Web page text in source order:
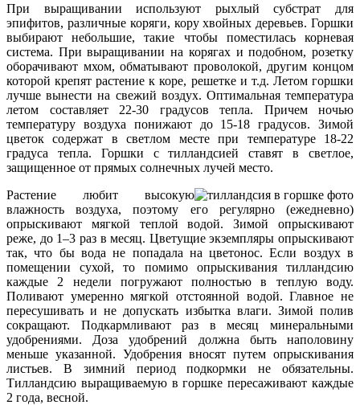
При выращивании используют рыхлый субстрат для
эпифитов, различные коряги, кору хвойных деревьев. Горшки
выбирают небольшие, такие чтобы поместилась корневая
система. При выращивании на корягах и подобном, розетку
оборачивают мхом, обматывают проволокой, другим концом
которой крепят растение к коре, решетке и т.д. Летом горшки
лучше вынести на свежий воздух. Оптимальная температура
летом составляет 22-30 градусов тепла. Причем ночью
температуру воздуха понижают до 15-18 градусов. Зимой
цветок содержат в светлом месте при температуре 18-22
градуса тепла. Горшки с тилландсией ставят в светлое,
защищенное от прямых солнечных лучей место.
Растение любит высокую
влажность воздуха, поэтому его регулярно (ежедневно)
опрыскивают мягкой теплой водой. Зимой опрыскивают
реже, до 1–3 раз в месяц. Цветущие экземпляры опрыскивают
так, что бы вода не попадала на цветонос. Если воздух в
помещении сухой, то помимо опрыскивания тилландсию
каждые 2 недели погружают полностью в теплую воду.
Поливают умеренно мягкой отстоянной водой. Главное не
пересушивать и не допускать избытка влаги. Зимой полив
сокращают. Подкармливают раз в месяц минеральными
удобрениями. Доза удобрений должна быть наполовину
меньше указанной. Удобрения вносят путем опрыскивания
листьев. В зимний период подкормки не обязательны.
Тилландсию выращиваемую в горшке пересаживают каждые
2 года, весной.